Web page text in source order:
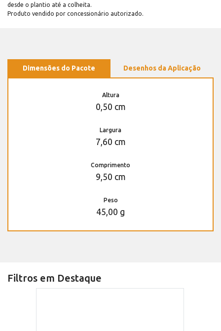
desde o plantio até a colheita.
Produto vendido por concessionário autorizado.
Dimensões do Pacote Desenhos da Aplicação
Altura
0,50 cm
Largura
7,60 cm
Comprimento
9,50 cm
Peso
45,00 g
Filtros em Destaque